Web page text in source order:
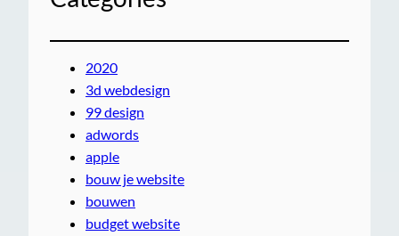
2020
3d webdesign
99 design
adwords
apple
bouw je website
bouwen
budget website